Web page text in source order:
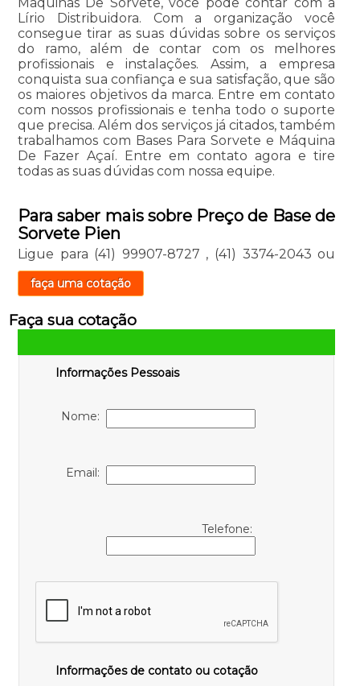
Lírio Distribuidora. Com a organização você
consegue tirar as suas dúvidas sobre os serviços
do ramo, além de contar com os melhores
profissionais e instalações. Assim, a empresa
conquista sua confiança e sua satisfação, que são
os maiores objetivos da marca. Entre em contato
com nossos profissionais e tenha todo o suporte
que precisa. Além dos serviços já citados, também
trabalhamos com Bases Para Sorvete e Máquina
De Fazer Açaí. Entre em contato agora e tire
todas as suas dúvidas com nossa equipe.
Para saber mais sobre Preço de Base de
Sorvete Pien
Ligue para (41) 99907-8727 , (41) 3374-2043 ou
faça uma cotação
Faça sua cotação
Informações Pessoais
Nome:
Email:
Telefone:
Informações de contato ou cotação